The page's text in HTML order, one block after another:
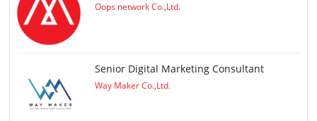
Oops network Co.,Ltd.
Senior Digital Marketing Consultant
Way Maker Co.,Ltd.